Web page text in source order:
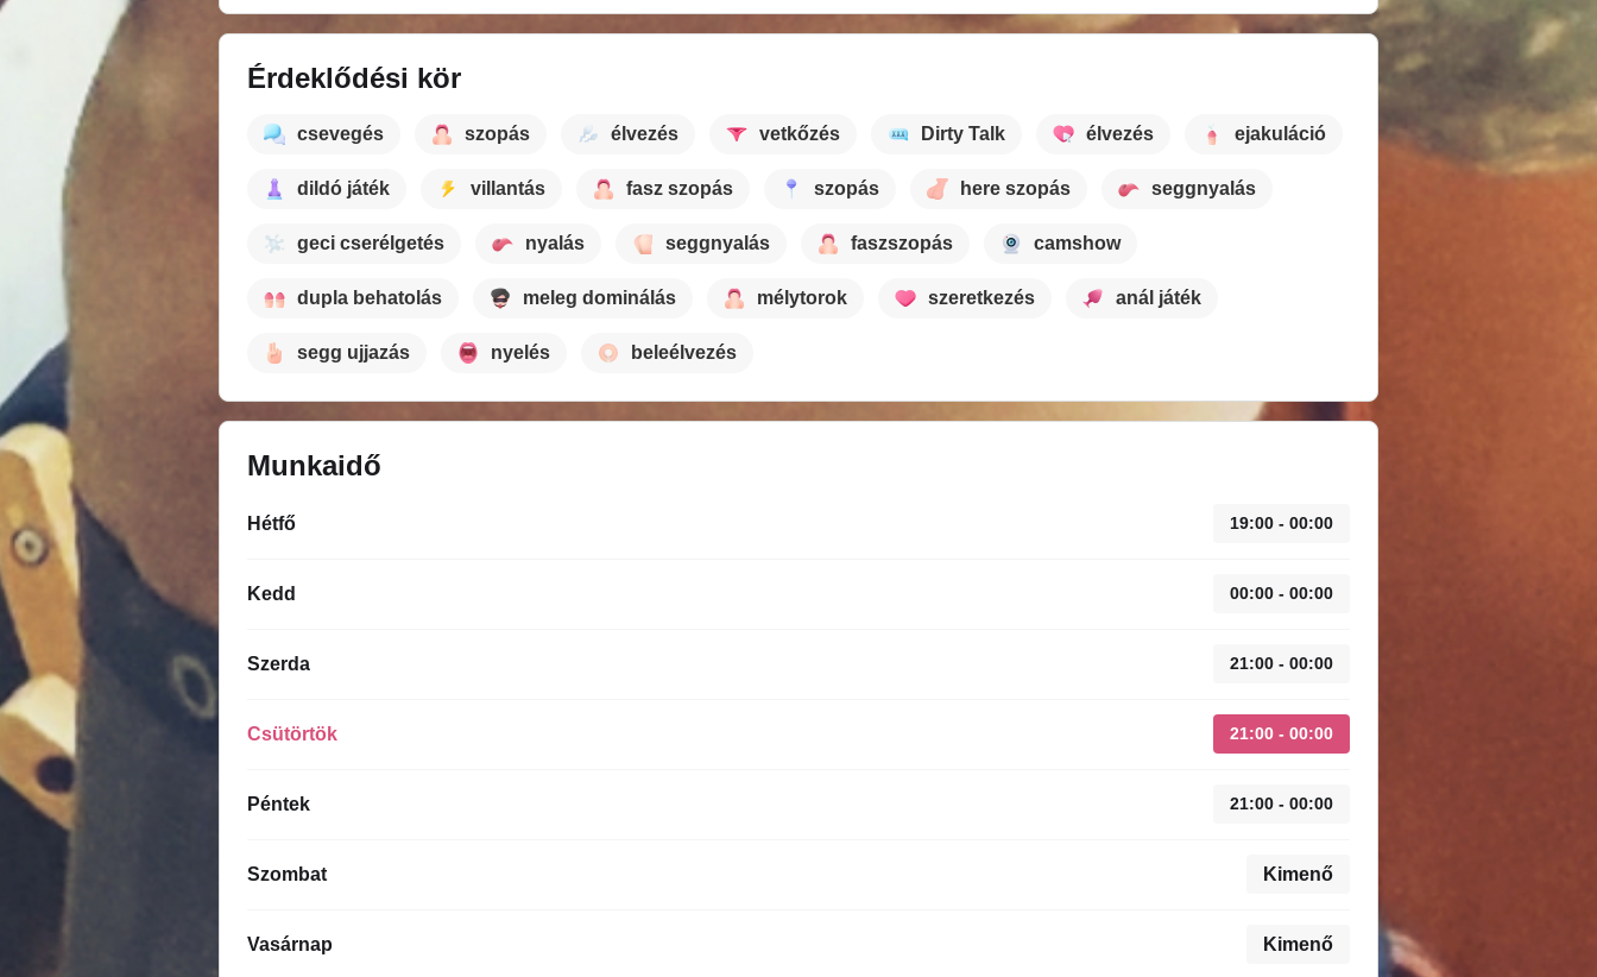
Érdeklődési kör
csevegés szopás élvezés vetkőzés Dirty Talk élvezés ejakuláció
dildó játék villantás fasz szopás szopás here szopás seggnyalás
geci cserélgetés nyalás seggnyalás faszszopás camshow
dupla behatolás meleg dominálás mélytorok szeretkezés anál játék
segg ujjazás nyelés beleélvezés
Munkaidő
Hétfő 19:00 - 00:00
Kedd 00:00 - 00:00
Szerda 21:00 - 00:00
Csütörtök 21:00 - 00:00
Péntek 21:00 - 00:00
Szombat Kimenő
Vasárnap Kimenő